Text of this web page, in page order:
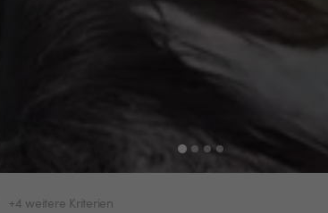
+4 weitere Kriterien